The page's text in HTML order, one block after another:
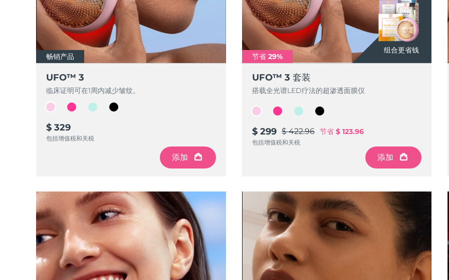
畅销产品
UFO™ 3
临床证明可在1周内减少皱纹。
$ 329
包括增值税和关税
添加
组合更省钱
节省 29%
UFO™ 3 套装
搭载全光谱LED疗法的超渗透面膜仪
$ 299 $ 422.96 节省 $ 123.96
包括增值税和关税
添加
LUNA™ 4 Plus
Massage, LED heating
LUNA™ 4 Men
For men, anti-aging massage
LUNA™ 4 mini
LUNA™ 护肤
Premium cleansers & balm
LUNA™ 设备
All facial cleansing devices
BEAR™ 2 go
Microcurrent toning on-the-go
BEAR™ 2 eyes & lips
Microcurrent line smoothing device
面部提拉护理
补水保湿
UFO™ 3 套装
Deep facial hydration
Near-infrared and red light therapy device
Red light therapy device for young skin
面膜
Rejuvenation & hydration
UFO™ 设备
All deep facial hydration devices
口腔护理
issa™ 4
Hybrid silicone sonic toothbrush
Smart hybrid silicone sonic toothbrush
Hybrid silicone sonic toothbrush
issa™ Teeth Whitening Set
Dual LED + sonic device & 18% PAP gel
ISSA™ 设备
All silicone sonic toothbrushes
FAQ™ 抗老护理
FAQ™ 101
Clinical anti-aging
FAQ™ 103
Luxurious clinical anti-aging set
FAQ™ P1 Primer
Manuka honey primer
LED治疗
NEW
FAQ™ 201
LED mask
FAQ™ 211
Anti-aging neck & décolleté LED mask
FAQ™ 221
Anti-aging LED hand mask
FAQ™ Scalp Serum
Scalp recovery probiotic serum
FAQ™护肤品
All FAQ™ skincare
FAQ™ 502
Full-Spectrum Red Light Therapy
FAQ™ Red Light Serum
保健品
专业治疗